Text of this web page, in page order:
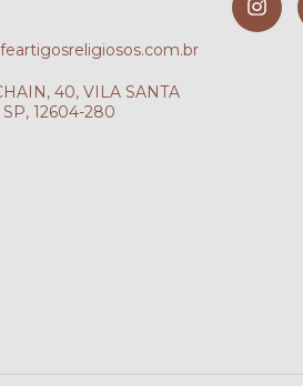
40, VILA SANTA
12604-280